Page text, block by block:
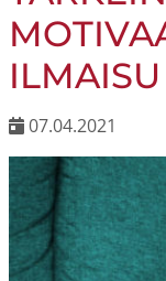
ILMAISU
07.04.2021